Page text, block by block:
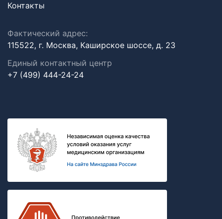
Контакты
Фактический адрес:
115522, г. Москва, Каширское шоссе, д. 23
Единый контактный центр
+7 (499) 444-24-24